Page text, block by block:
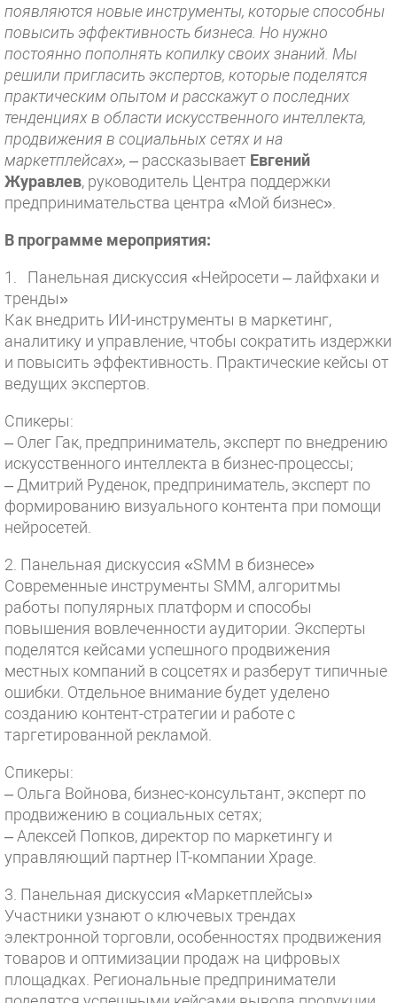
появляются новые инструменты, которые способны
повысить эффективность бизнеса. Но нужно
постоянно пополнять копилку своих знаний. Мы
решили пригласить экспертов, которые поделятся
практическим опытом и расскажут о последних
тенденциях в области искусственного интеллекта,
продвижения в социальных сетях и на
маркетплейсах», – рассказывает Евгений
Журавлев, руководитель Центра поддержки
предпринимательства центра «Мой бизнес».
В программе мероприятия:
1. Панельная дискуссия «Нейросети – лайфхаки и
тренды»
Как внедрить ИИ-инструменты в маркетинг,
аналитику и управление, чтобы сократить издержки
и повысить эффективность. Практические кейсы от
ведущих экспертов.
Спикеры:
– Олег Гак, предприниматель, эксперт по внедрению
искусственного интеллекта в бизнес-процессы;
– Дмитрий Руденок, предприниматель, эксперт по
формированию визуального контента при помощи
нейросетей.
2. Панельная дискуссия «SMM в бизнесе»
Современные инструменты SMM, алгоритмы
работы популярных платформ и способы
повышения вовлеченности аудитории. Эксперты
поделятся кейсами успешного продвижения
местных компаний в соцсетях и разберут типичные
ошибки. Отдельное внимание будет уделено
созданию контент-стратегии и работе с
таргетированной рекламой.
Спикеры:
– Ольга Войнова, бизнес-консультант, эксперт по
продвижению в социальных сетях;
– Алексей Попков, директор по маркетингу и
управляющий партнер IT-компании Xpage.
3. Панельная дискуссия «Маркетплейсы»
Участники узнают о ключевых трендах
электронной торговли, особенностях продвижения
товаров и оптимизации продаж на цифровых
площадках. Региональные предприниматели